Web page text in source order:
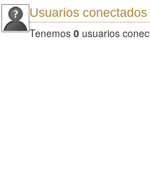
Usuarios conectados
Tenemos 0 usuarios